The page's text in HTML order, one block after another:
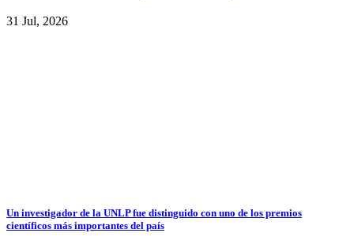
31 Jul, 2026
Un investigador de la UNLP fue distinguido con uno de los premios
científicos más importantes del país